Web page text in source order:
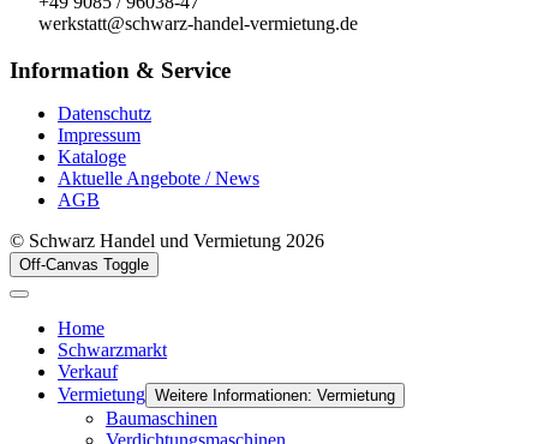
werkstatt@schwarz-handel-vermietung.de
Information & Service
Datenschutz
Impressum
Kataloge
Aktuelle Angebote / News
AGB
© Schwarz Handel und Vermietung 2026
Off-Canvas Toggle
Home
Schwarzmarkt
Verkauf
Vermietung Weitere Informationen: Vermietung
Baumaschinen
Verdichtungsmaschinen